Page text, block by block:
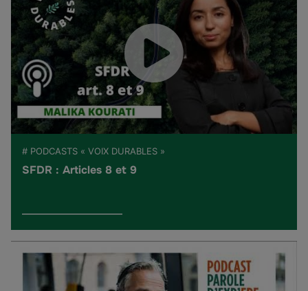
# PODCASTS « VOIX DURABLES »
SFDR : Articles 8 et 9